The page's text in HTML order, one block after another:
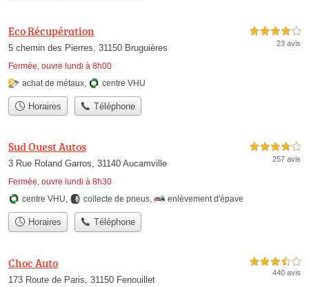
Eco Récupération
5 chemin des Pierres, 31150 Bruguières
Fermée, ouvre lundi à 8h00
4,0 étoiles sur 5
23 avis
achat de métaux centre VHU
Horaires Téléphone
Sud Ouest Autos
3 Rue Roland Garros, 31140 Aucamville
Fermée, ouvre lundi à 8h30
4,0 étoiles sur 5
257 avis
centre VHU, collecte de pneus, enlèvement d'épave
Horaires Téléphone
Choc Auto
173 Route de Paris, 31150 Fenouillet
3,5 étoiles sur 5
440 avis